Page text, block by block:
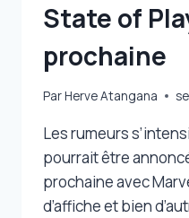
State of
prochaine
ParHerve Atangana
Les rumeurs
pourrait être
prochaine avec
d’affiche et bien